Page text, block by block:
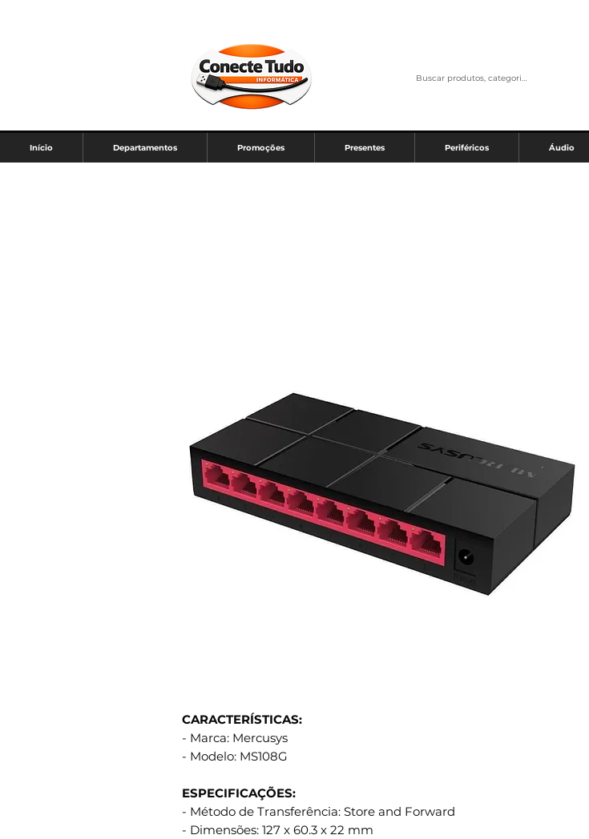
CARACTERÍSTICAS:
- Marca: Mercusys
- Modelo: MS108G
ESPECIFICAÇÕES:
- Método de Transferência: Store and Forward
- Dimensões: 127 x 60.3 x 22 mm
Início Departamentos Promoções Presentes Periféricos Áudio